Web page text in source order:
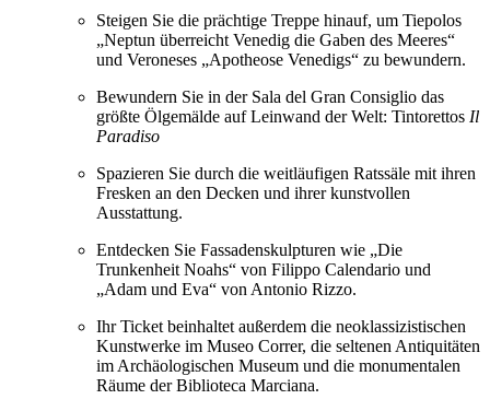
Steigen Sie die prächtige Treppe hinauf, um Tiepolos
„Neptun überreicht Venedig die Gaben des Meeres“
und Veroneses „Apotheose Venedigs“ zu bewundern.
Bewundern Sie in der Sala del Gran Consiglio das
größte Ölgemälde auf Leinwand der Welt: Tintorettos Il
Paradiso
Spazieren Sie durch die weitläufigen Ratssäle mit ihren
Fresken an den Decken und ihrer kunstvollen
Ausstattung.
Entdecken Sie Fassadenskulpturen wie „Die
Trunkenheit Noahs“ von Filippo Calendario und
„Adam und Eva“ von Antonio Rizzo.
Ihr Ticket beinhaltet außerdem die neoklassizistischen
Kunstwerke im Museo Correr, die seltenen Antiquitäten
im Archäologischen Museum und die monumentalen
Räume der Biblioteca Marciana.